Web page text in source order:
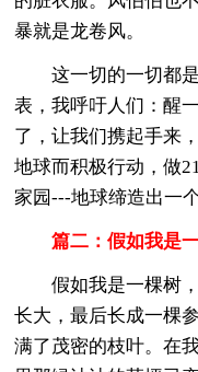
暴就是龙卷风。
这一切的一切都
表，我呼吁人们：醒
了，让我们携起手来
地球而积极行动，做
家园---地球缔造出一
篇二：假如我是
假如我是一棵树
长大，最后长成一棵
满了茂密的枝叶。在